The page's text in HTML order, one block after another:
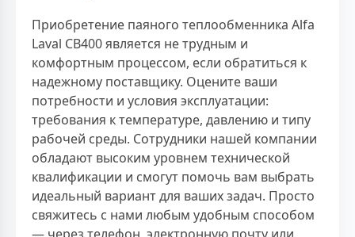
Приобретение паяного теплообменника Alfa
Laval CB400 является не трудным и
комфортным процессом, если обратиться к
надежному поставщику. Оцените ваши
потребности и условия эксплуатации:
требования к температуре, давлению и типу
рабочей среды. Сотрудники нашей компании
обладают высоким уровнем технической
квалификации и смогут помочь вам выбрать
идеальный вариант для ваших задач. Просто
свяжитесь с нами любым удобным способом